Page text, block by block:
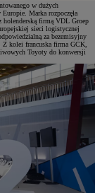
w dużych
Marka rozpoczęła
holenderską firmą VDL Groep
sieci logistycznej
za bezemisyjny
Z kolei francuska firma GCK,
Toyoty do konwersji